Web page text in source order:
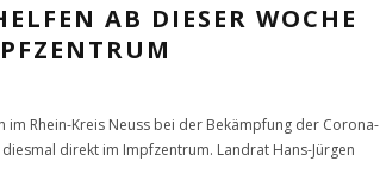
AB DIESER WOCHE
im Rhein-Kreis Neuss bei der Bekämpfung der Corona-
direkt im Impfzentrum. Landrat Hans-Jürgen